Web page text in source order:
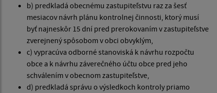
b) predkladá obecnému zastupiteľstvu raz za šesť
mesiacov návrh plánu kontrolnej činnosti, ktorý musí
byť najneskôr 15 dní pred prerokovaním v zastupiteľstve
zverejnený spôsobom v obci obvyklým,
c) vypracúva odborné stanoviská k návrhu rozpočtu
obce a k návrhu záverečného účtu obce pred jeho
schválením v obecnom zastupiteľstve,
d) predkladá správu o výsledkoch kontroly priamo